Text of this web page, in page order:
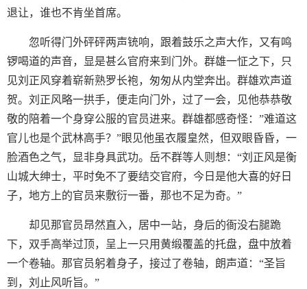
退让，谁也不肯坐首席。
忽听得门外砰砰两声铳响，跟着鼓乐之声大作，又有鸣
锣喝道的声音，显是甚么官府来到门外。群雄一怔之下，只
见刘正风穿着崭新熟罗长袍，匆匆从内堂奔出。群雄欢声道
贺。刘正风略一拱手，便走向门外，过了一会，见他恭恭敬
敬的陪着一个身穿公服的官员进来。群雄都感奇怪：”难道这
官儿也是个武林高手？”眼见他虽衣履皇然，但双眼昏昏，一
脸酒色之气，显非身具武功。岳不群等人则想：“刘正风是衡
山城大绅士，平时免不了要结交官府，今日是他大喜的好日
子，地方上的官员来敷衍一番，那也不足为奇。”
却见那官员昂然直入，居中一站，身后的衙没右腿跪
下，双手高举过顶，呈上一只用黄缎覆盖的托盘，盘中放着
一个卷轴。那官员躬着身子，接过了卷轴，朗声道：“圣旨
到，刘止风听旨。”